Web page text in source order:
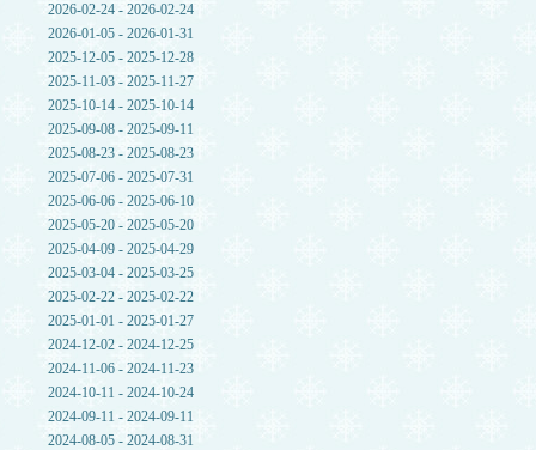
2026-02-24 - 2026-02-24
2026-01-05 - 2026-01-31
2025-12-05 - 2025-12-28
2025-11-03 - 2025-11-27
2025-10-14 - 2025-10-14
2025-09-08 - 2025-09-11
2025-08-23 - 2025-08-23
2025-07-06 - 2025-07-31
2025-06-06 - 2025-06-10
2025-05-20 - 2025-05-20
2025-04-09 - 2025-04-29
2025-03-04 - 2025-03-25
2025-02-22 - 2025-02-22
2025-01-01 - 2025-01-27
2024-12-02 - 2024-12-25
2024-11-06 - 2024-11-23
2024-10-11 - 2024-10-24
2024-09-11 - 2024-09-11
2024-08-05 - 2024-08-31